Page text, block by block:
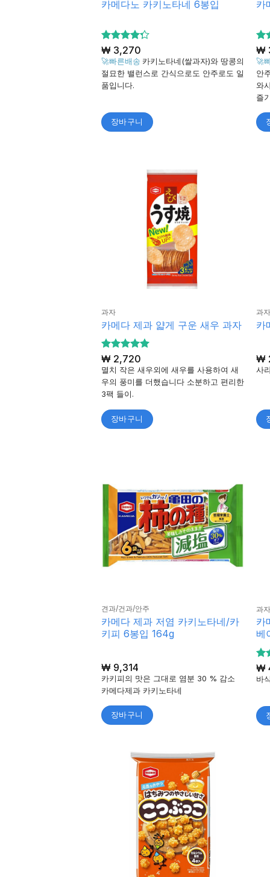
카메다노 카키노타네 6봉입
5 중에서
4.28로
평가됨
₩3,270
🚀빠른배송 카키노타네(쌀과자)와 땅콩의
절묘한 밸런스로 간식으로도 안주로도 일
품입니다.
장바구니
카
5
가
₩
🚀
안
와
즐
과자
카메다 제과 얇게 구운 새우 과자
5 중에서
5로 평가
됨
₩2,720
멸치 작은 새우외에 새우를 사용하여 새
우의 풍미를 더했습니다 소분하고 편리한
3팩 들이.
장바구니
과자
카
₩
사
견과/건과/안주
카메다 제과 저염 카키노타네/카
키피 6봉입 164g
₩9,314
카키피의 맛은 그대로 염분 30 % 감소
카메다제과 카키노타네
장바구니
과자
카
베
5
5
₩
바